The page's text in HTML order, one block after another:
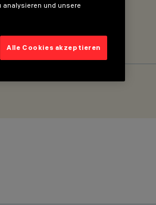
analysieren und unsere
Alle Cookies akzeptieren